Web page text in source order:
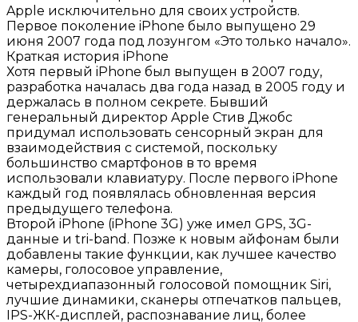
Apple исключительно для своих устройств.
Первое поколение iPhone было выпущено 29
июня 2007 года под лозунгом «Это только начало».
Краткая история iPhone
Хотя первый iPhone был выпущен в 2007 году,
разработка началась два года назад в 2005 году и
держалась в полном секрете. Бывший
генеральный директор Apple Стив Джобс
придумал использовать сенсорный экран для
взаимодействия с системой, поскольку
большинство смартфонов в то время
использовали клавиатуру. После первого iPhone
каждый год появлялась обновленная версия
предыдущего телефона.
Второй iPhone (iPhone 3G) уже имел GPS, 3G-
данные и tri-band. Позже к новым айфонам были
добавлены такие функции, как лучшее качество
камеры, голосовое управление,
четырехдиапазонный голосовой помощник Siri,
лучшие динамики, сканеры отпечатков пальцев,
IPS-ЖК-дисплей, распознавание лиц, более